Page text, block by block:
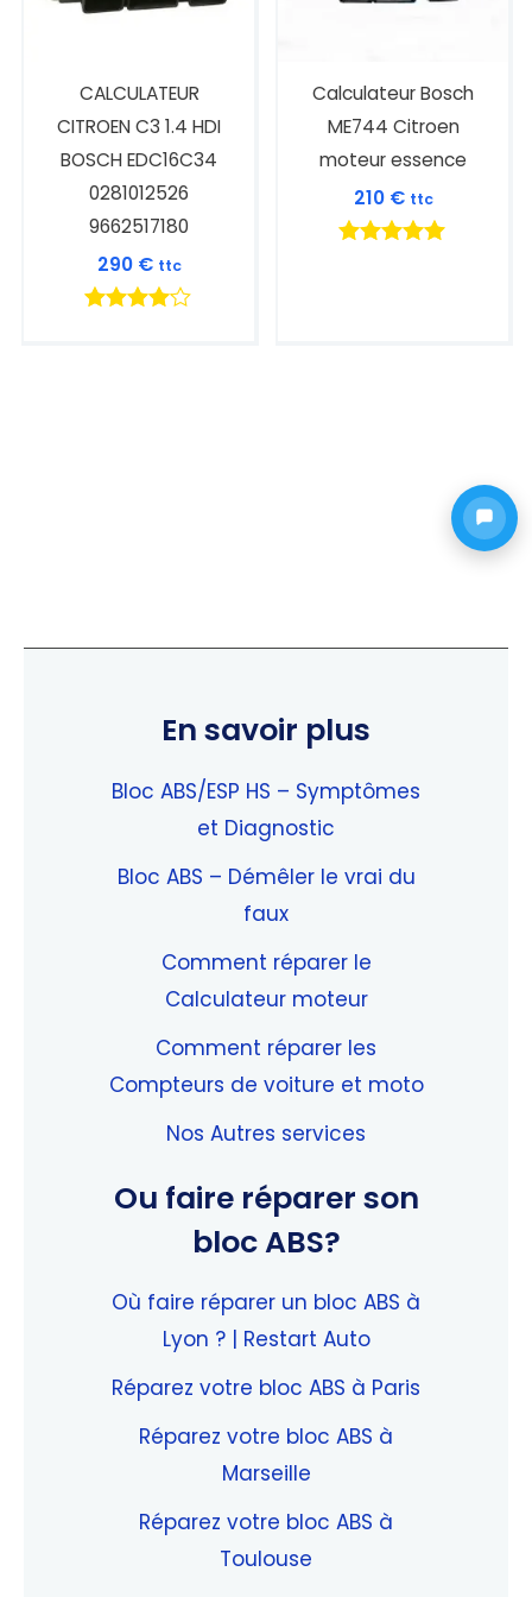
CALCULATEUR
CITROEN C3 1.4 HDI
BOSCH EDC16C34
0281012526
9662517180
290 € ttc
Calculateur Bosch
ME744 Citroen
moteur essence
210 € ttc
En savoir plus
Bloc ABS/ESP HS – Symptômes
et Diagnostic
Bloc ABS – Démêler le vrai du
faux
Comment réparer le
Calculateur moteur
Comment réparer les
Compteurs de voiture et moto
Nos Autres services
Ou faire réparer son
bloc ABS?
Où faire réparer un bloc ABS à
Lyon ? | Restart Auto
Réparez votre bloc ABS à Paris
Réparez votre bloc ABS à
Marseille
Réparez votre bloc ABS à
Toulouse